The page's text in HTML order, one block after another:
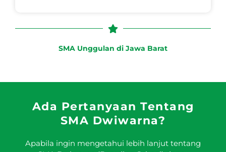
SMA Unggulan di Jawa Barat
Ada Pertanyaan Tentang
SMA Dwiwarna?
Apabila ingin mengetahui lebih lanjut tentang